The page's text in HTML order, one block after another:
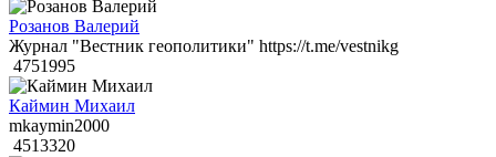
Розанов Валерий
Журнал "Вестник геополитики" https://t.me/vestnikg
4751995
Каймин Михаил
mkaymin2000
4513320